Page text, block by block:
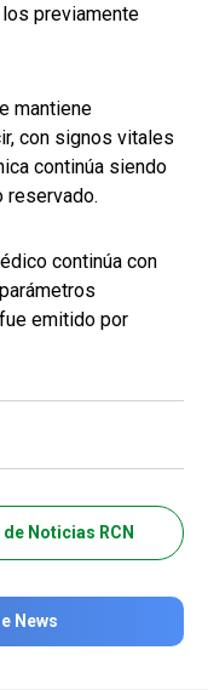
previamente
mantiene
con signos vitales
continúa siendo
reservado.
continúa con
emitido por
Noticias RCN
News